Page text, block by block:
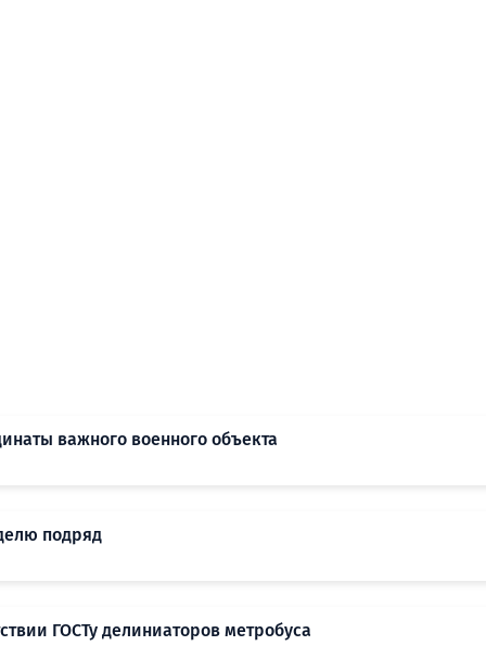
важного военного объекта
подряд
ГОСТу делиниаторов метробуса